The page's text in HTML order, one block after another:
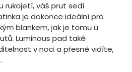
rukojetí, váš prut sedí
je dokonce ideální pro
blankem, jak je tomu u
Luminous pad také
v noci a přesně vidíte,